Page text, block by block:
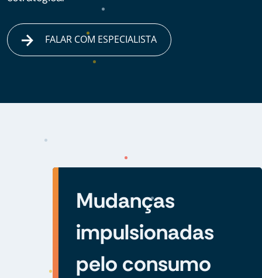
FALAR COM ESPECIALISTA
Mudanças
impulsionadas
pelo consumo